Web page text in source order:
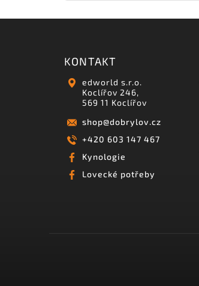
KONTAKT
edworld s.r.o.
Koclířov 246,
569 11 Koclířov
shop@dobrylov.cz
+420 603 147 467
Kynologie
Lovecké potřeby